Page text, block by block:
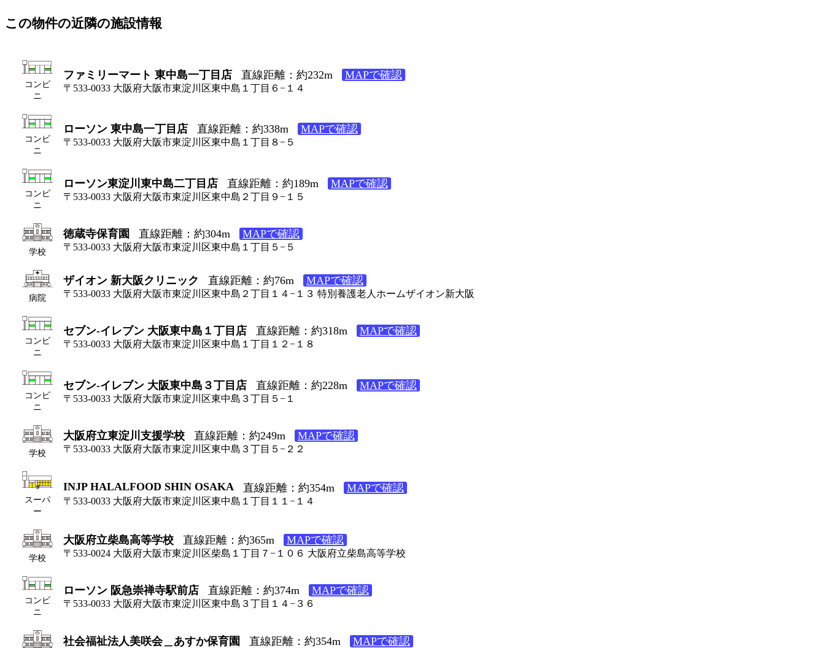
この物件の近隣の施設情報
コンビ
ニ
ファミリーマート 東中島一丁目店 直線距離：約232m MAPで確認
〒533-0033 大阪府大阪市東淀川区東中島１丁目６−１４
コンビ
ニ
ローソン 東中島一丁目店 直線距離：約338m MAPで確認
〒533-0033 大阪府大阪市東淀川区東中島１丁目８−５
コンビ
ニ
ローソン東淀川東中島二丁目店 直線距離：約189m MAPで確認
〒533-0033 大阪府大阪市東淀川区東中島２丁目９−１５
学校
徳蔵寺保育園 直線距離：約304m MAPで確認
〒533-0033 大阪府大阪市東淀川区東中島１丁目５−５
病院
ザイオン 新大阪クリニック 直線距離：約76m MAPで確認
〒533-0033 大阪府大阪市東淀川区東中島２丁目１４−１３ 特別養護老人ホームザイオン新大阪
コンビ
ニ
セブン-イレブン 大阪東中島１丁目店 直線距離：約318m MAPで確認
〒533-0033 大阪府大阪市東淀川区東中島１丁目１２−１８
コンビ
ニ
セブン-イレブン 大阪東中島３丁目店 直線距離：約228m MAPで確認
〒533-0033 大阪府大阪市東淀川区東中島３丁目５−１
学校
大阪府立東淀川支援学校 直線距離：約249m MAPで確認
〒533-0033 大阪府大阪市東淀川区東中島３丁目５−２２
スーパ
ー
INJP HALALFOOD SHIN OSAKA 直線距離：約354m MAPで確認
〒533-0033 大阪府大阪市東淀川区東中島１丁目１１−１４
学校
大阪府立柴島高等学校 直線距離：約365m MAPで確認
〒533-0024 大阪府大阪市東淀川区柴島１丁目７−１０６ 大阪府立柴島高等学校
コンビ
ニ
ローソン 阪急崇禅寺駅前店 直線距離：約374m MAPで確認
〒533-0033 大阪府大阪市東淀川区東中島３丁目１４−３６
社会福祉法人美咲会＿あすか保育園 直線距離：約354m MAPで確認